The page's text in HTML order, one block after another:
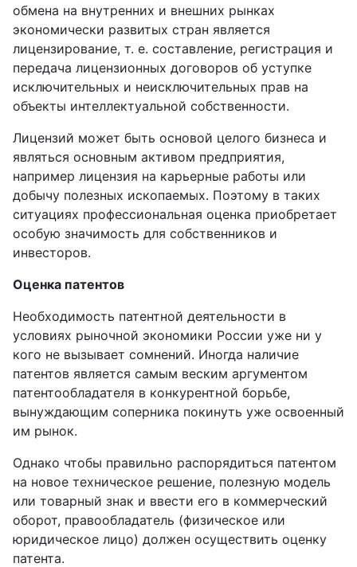
обмена на внутренних и внешних рынках
экономически развитых стран является
лицензирование, т. е. составление, регистрация и
передача лицензионных договоров об уступке
исключительных и неисключительных прав на
объекты интеллектуальной собственности.
Лицензий может быть основой целого бизнеса и
являться основным активом предприятия,
например лицензия на карьерные работы или
добычу полезных ископаемых. Поэтому в таких
ситуациях профессиональная оценка приобретает
особую значимость для собственников и
инвесторов.
Оценка патентов
Необходимость патентной деятельности в
условиях рыночной экономики России уже ни у
кого не вызывает сомнений. Иногда наличие
патентов является самым веским аргументом
патентообладателя в конкурентной борьбе,
вынуждающим соперника покинуть уже освоенный
им рынок.
Однако чтобы правильно распорядиться патентом
на новое техническое решение, полезную модель
или товарный знак и ввести его в коммерческий
оборот, правообладатель (физическое или
юридическое лицо) должен осуществить оценку
патента.